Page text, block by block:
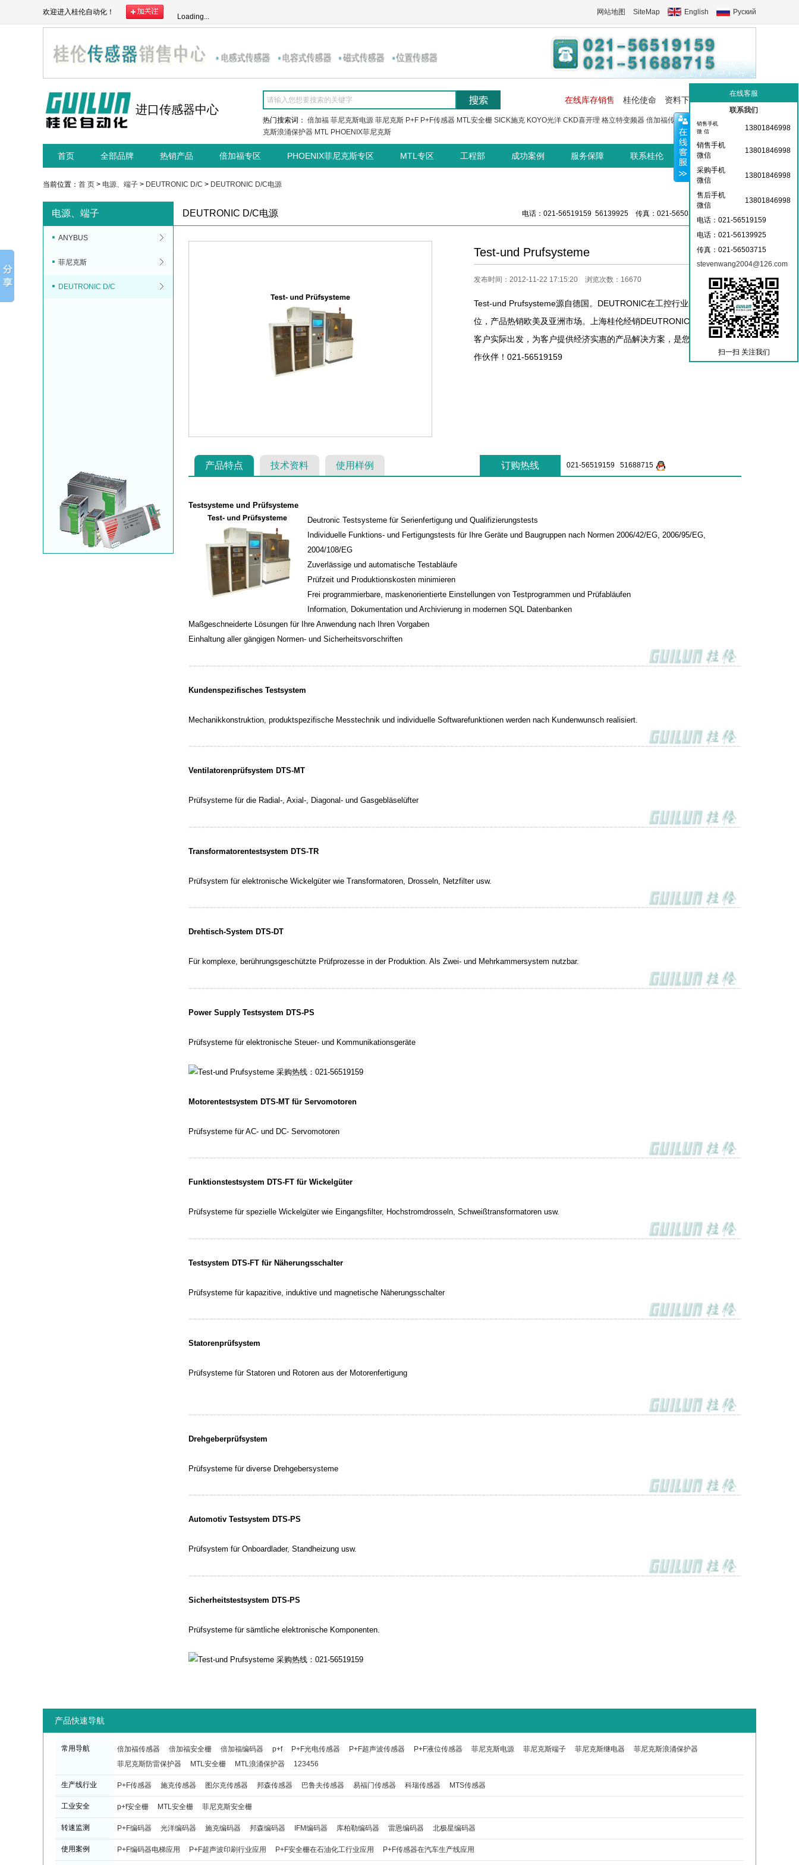
欢迎进入桂伦自动化！
Loading...
网站地图 SiteMap English Руский
进口传感器中心
在线库存销售 桂伦使命 资料下载 工控交流中心
热门搜索词： 倍加福 菲尼克斯电源 菲尼克斯 P+F P+F传感器 MTL安全栅 SICK施克 KOYO光洋 CKD喜开理 格立特变频器 倍加福传感器 菲尼克斯端子
克斯浪涌保护器 MTL PHOENIX菲尼克斯
首页 全部品牌 热销产品 倍加福专区 PHOENIX菲尼克斯专区 MTL专区 工程部 成功案例 服务保障 联系桂伦 桂伦资讯中心
当前位置： 首 页 > 电源、端子 > DEUTRONIC D/C > DEUTRONIC D/C电源
电源、端子
ANYBUS
菲尼克斯
DEUTRONIC D/C
DEUTRONIC D/C电源 电话：021-56519159 56139925 传真：021-56503715 36359826
Test-und Prufsysteme
发布时间：2012-11-22 17:15:20 浏览次数：16670
Test-und Prufsysteme源自德国。DEUTRONIC在工控行业占据主导地
位，产品热销欧美及亚洲市场。上海桂伦经销DEUTRONIC十年，一切从
客户实际出发，为客户提供经济实惠的产品解决方案，是您值得信赖的合
作伙伴！021-56519159
产品特点 技术资料 使用样例 订购热线 021-56519159 51688715
Testsysteme und Prüfsysteme
Deutronic Testsysteme für Serienfertigung und Qualifizierungstests
Individuelle Funktions- und Fertigungstests für Ihre Geräte und Baugruppen nach Normen 2006/42/EG, 2006/95/EG,
2004/108/EG
Zuverlässige und automatische Testabläufe
Prüfzeit und Produktionskosten minimieren
Frei programmierbare, maskenorientierte Einstellungen von Testprogrammen und Prüfabläufen
Information, Dokumentation und Archivierung in modernen SQL Datenbanken
Maßgeschneiderte Lösungen für Ihre Anwendung nach Ihren Vorgaben
Einhaltung aller gängigen Normen- und Sicherheitsvorschriften
Kundenspezifisches Testsystem
Mechanikkonstruktion, produktspezifische Messtechnik und individuelle Softwarefunktionen werden nach Kundenwunsch realisiert.
Ventilatorenprüfsystem DTS-MT
Prüfsysteme für die Radial-, Axial-, Diagonal- und Gasgebläselüfter
Transformatorentestsystem DTS-TR
Prüfsystem für elektronische Wickelgüter wie Transformatoren, Drosseln, Netzfilter usw.
Drehtisch-System DTS-DT
Für komplexe, berührungsgeschützte Prüfprozesse in der Produktion. Als Zwei- und Mehrkammersystem nutzbar.
Power Supply Testsystem DTS-PS
Prüfsysteme für elektronische Steuer- und Kommunikationsgeräte
Motorentestsystem DTS-MT für Servomotoren
Prüfsysteme für AC- und DC- Servomotoren
Funktionstestsystem DTS-FT für Wickelgüter
Prüfsysteme für spezielle Wickelgüter wie Eingangsfilter, Hochstromdrosseln, Schweißtransformatoren usw.
Testsystem DTS-FT für Näherungsschalter
Prüfsysteme für kapazitive, induktive und magnetische Näherungsschalter
Statorenprüfsystem
Prüfsysteme für Statoren und Rotoren aus der Motorenfertigung
Drehgeberprüfsystem
Prüfsysteme für diverse Drehgebersysteme
Automotiv Testsystem DTS-PS
Prüfsystem für Onboardlader, Standheizung usw.
Sicherheitstestsystem DTS-PS
Prüfsysteme für sämtliche elektronische Komponenten.
产品快速导航
常用导航 倍加福传感器 倍加福安全栅 倍加福编码器 p+f P+F光电传感器 P+F超声波传感器 P+F液位传感器 菲尼克斯电源 菲尼克斯端子 菲尼克斯继电器
菲尼克斯浪涌保护器
菲尼克斯防雷保护器
MTL安全栅 MTL浪涌保护器 123456
生产线行业 P+F传感器 施克传感器 图尔克传感器 邦森传感器 巴鲁夫传感器 易福门传感器 科瑞传感器 MTS传感器
工业安全 p+f安全栅 MTL安全栅 菲尼克斯安全栅
转速监测 P+F编码器 光洋编码器 施克编码器 邦森编码器 IFM编码器 库柏勒编码器 雷恩编码器 北极星编码器
使用案例 P+F编码器电梯应用 P+F超声波印刷行业应用 P+F安全栅在石油化工行业应用 P+F传感器在汽车生产线应用
在线客服
联系我们
销售手机
微 信
13801846998
销售手机
微信
13801846998
采购手机
微信
13801846998
售后手机
微信
13801846998
电话：021-56519159
电话：021-56139925
传真：021-56503715
stevenwang2004@126.com
扫一扫 关注我们